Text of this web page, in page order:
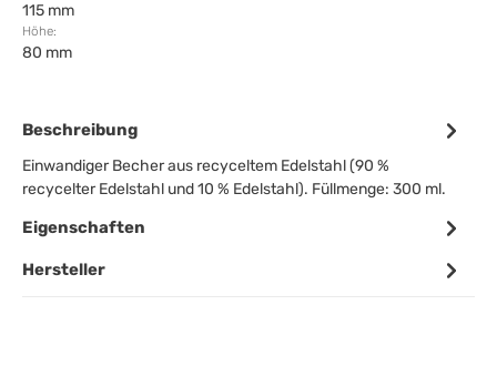
115 mm
Höhe:
80 mm
Beschreibung
Einwandiger Becher aus recyceltem Edelstahl (90 %
recycelter Edelstahl und 10 % Edelstahl). Füllmenge: 300 ml.
Eigenschaften
Hersteller